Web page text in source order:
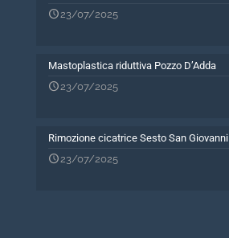
23/07/2025
Mastoplastica riduttiva Pozzo D’Adda
23/07/2025
Rimozione cicatrice Sesto San Giovanni
23/07/2025